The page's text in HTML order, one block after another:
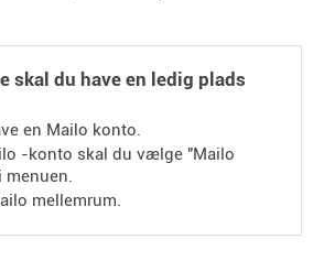
skal du have en ledig plads
en Mailo konto.
-konto skal du vælge "Mailo
menuen.
mellemrum.